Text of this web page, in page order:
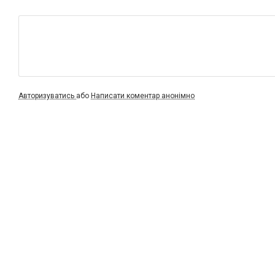
Авторизуватись або Написати коментар анонімно